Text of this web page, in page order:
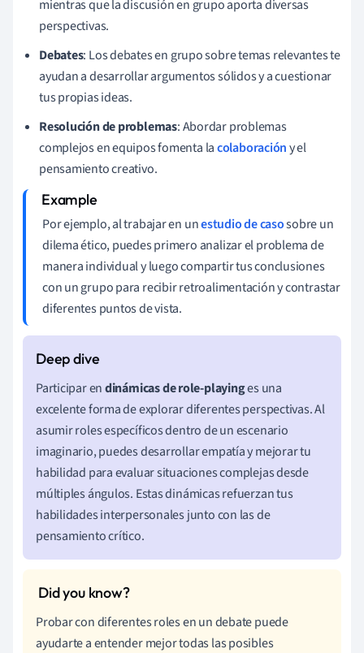
mientras que la discusión en grupo aporta diversas
perspectivas.
Debates: Los debates en grupo sobre temas relevantes te
ayudan a desarrollar argumentos sólidos y a cuestionar
tus propias ideas.
Resolución de problemas: Abordar problemas
complejos en equipos fomenta lacolaboracióny el
pensamiento creativo.
Por ejemplo, al trabajar en unestudio de casosobre un
dilema ético, puedes primero analizar el problema de
manera individual y luego compartir tus conclusiones
con un grupo para recibir retroalimentación y contrastar
diferentes puntos de vista.
Participar endinámicas de role-playinges una
excelente forma de explorar diferentes perspectivas. Al
asumir roles específicos dentro de un escenario
imaginario, puedes desarrollar empatía y mejorar tu
habilidad para evaluar situaciones complejas desde
múltiples ángulos. Estas dinámicas refuerzan tus
habilidades interpersonales junto con las de
pensamiento crítico.
Probar con diferentes roles en un debate puede
ayudarte a entender mejor todas las posibles